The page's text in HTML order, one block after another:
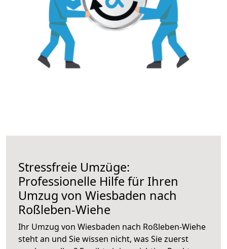
Stressfreie Umzüge:
Professionelle Hilfe für Ihren
Umzug von Wiesbaden nach
Roßleben-Wiehe
Ihr Umzug von Wiesbaden nach Roßleben-Wiehe
steht an und Sie wissen nicht, was Sie zuerst